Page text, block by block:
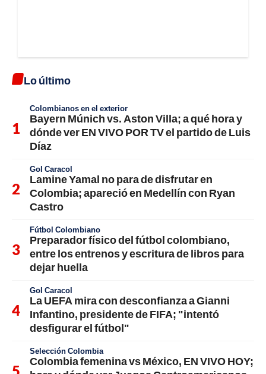
Lo último
Colombianos en el exterior
Bayern Múnich vs. Aston Villa; a qué hora y
dónde ver EN VIVO POR TV el partido de Luis
Díaz
Gol Caracol
Lamine Yamal no para de disfrutar en
Colombia; apareció en Medellín con Ryan
Castro
Fútbol Colombiano
Preparador físico del fútbol colombiano,
entre los entrenos y escritura de libros para
dejar huella
Gol Caracol
La UEFA mira con desconfianza a Gianni
Infantino, presidente de FIFA; "intentó
desfigurar el fútbol"
Selección Colombia
Colombia femenina vs México, EN VIVO HOY;